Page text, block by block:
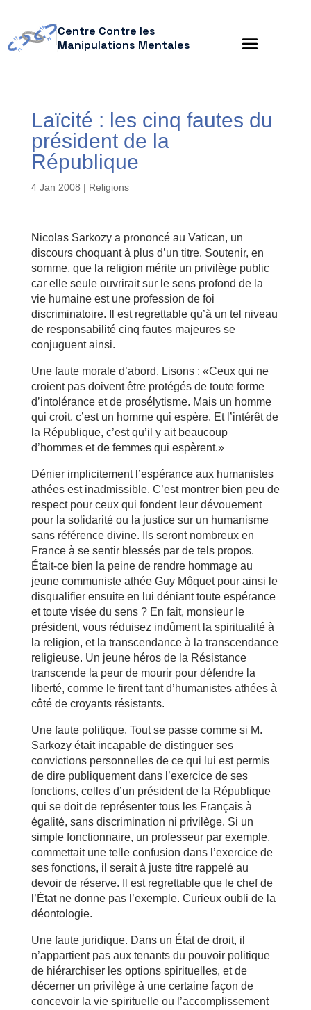
Centre Contre les
Manipulations Mentales
Laïcité : les cinq fautes du
président de la
République
4 Jan 2008 | Religions
Nicolas Sarkozy a prononcé au Vatican, un
discours choquant à plus d’un titre. Soutenir, en
somme, que la religion mérite un privilège public
car elle seule ouvrirait sur le sens profond de la
vie humaine est une profession de foi
discriminatoire. Il est regrettable qu’à un tel niveau
de responsabilité cinq fautes majeures se
conjuguent ainsi.
Une faute morale d’abord. Lisons : «Ceux qui ne
croient pas doivent être protégés de toute forme
d’intolérance et de prosélytisme. Mais un homme
qui croit, c’est un homme qui espère. Et l’intérêt de
la République, c’est qu’il y ait beaucoup
d’hommes et de femmes qui espèrent.»
Dénier implicitement l’espérance aux humanistes
athées est inadmissible. C’est montrer bien peu de
respect pour ceux qui fondent leur dévouement
pour la solidarité ou la justice sur un humanisme
sans référence divine. Ils seront nombreux en
France à se sentir blessés par de tels propos.
Était-ce bien la peine de rendre hommage au
jeune communiste athée Guy Môquet pour ainsi le
disqualifier ensuite en lui déniant toute espérance
et toute visée du sens ? En fait, monsieur le
président, vous réduisez indûment la spiritualité à
la religion, et la transcendance à la transcendance
religieuse. Un jeune héros de la Résistance
transcende la peur de mourir pour défendre la
liberté, comme le firent tant d’humanistes athées à
côté de croyants résistants.
Une faute politique. Tout se passe comme si M.
Sarkozy était incapable de distinguer ses
convictions personnelles de ce qui lui est permis
de dire publiquement dans l’exercice de ses
fonctions, celles d’un président de la République
qui se doit de représenter tous les Français à
égalité, sans discrimination ni privilège. Si un
simple fonctionnaire, un professeur par exemple,
commettait une telle confusion dans l’exercice de
ses fonctions, il serait à juste titre rappelé au
devoir de réserve. Il est regrettable que le chef de
l’État ne donne pas l’exemple. Curieux oubli de la
déontologie.
Une faute juridique. Dans un État de droit, il
n’appartient pas aux tenants du pouvoir politique
de hiérarchiser les options spirituelles, et de
décerner un privilège à une certaine façon de
concevoir la vie spirituelle ou l’accomplissement